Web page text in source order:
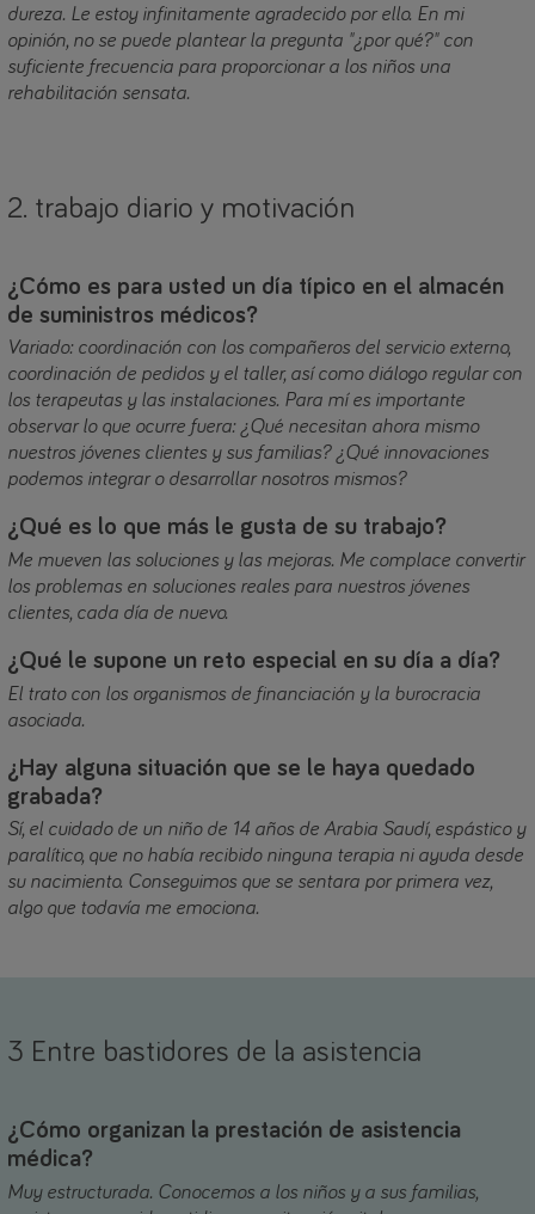
dureza. Le estoy infinitamente agradecido por ello. En mi
opinión, no se puede plantear la pregunta "¿por qué?" con
suficiente frecuencia para proporcionar a los niños una
rehabilitación sensata.
2. trabajo diario y motivación
¿Cómo es para usted un día típico en el almacén
de suministros médicos?
Variado: coordinación con los compañeros del servicio externo,
coordinación de pedidos y el taller, así como diálogo regular con
los terapeutas y las instalaciones. Para mí es importante
observar lo que ocurre fuera: ¿Qué necesitan ahora mismo
nuestros jóvenes clientes y sus familias? ¿Qué innovaciones
podemos integrar o desarrollar nosotros mismos?
¿Qué es lo que más le gusta de su trabajo?
Me mueven las soluciones y las mejoras. Me complace convertir
los problemas en soluciones reales para nuestros jóvenes
clientes, cada día de nuevo.
¿Qué le supone un reto especial en su día a día?
El trato con los organismos de financiación y la burocracia
asociada.
¿Hay alguna situación que se le haya quedado
grabada?
Sí, el cuidado de un niño de 14 años de Arabia Saudí, espástico y
paralítico, que no había recibido ninguna terapia ni ayuda desde
su nacimiento. Conseguimos que se sentara por primera vez,
algo que todavía me emociona.
3 Entre bastidores de la asistencia
¿Cómo organizan la prestación de asistencia
médica?
Muy estructurada. Conocemos a los niños y a sus familias,